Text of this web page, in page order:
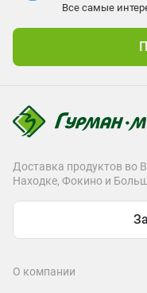
Все самые
О компании
Доставка продуктов во
Находке, Фокино и